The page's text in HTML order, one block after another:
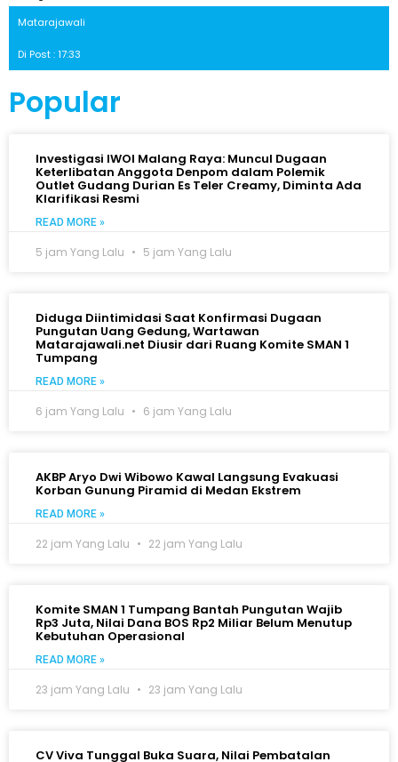
Matarajawali
Di Post : 17:33
Popular
Investigasi IWOI Malang Raya: Muncul Dugaan
Keterlibatan Anggota Denpom dalam Polemik
Outlet Gudang Durian Es Teler Creamy, Diminta Ada
Klarifikasi Resmi
READ MORE »
5 jam Yang Lalu 5 jam Yang Lalu
Diduga Diintimidasi Saat Konfirmasi Dugaan
Pungutan Uang Gedung, Wartawan
Matarajawali.net Diusir dari Ruang Komite SMAN 1
Tumpang
READ MORE »
6 jam Yang Lalu 6 jam Yang Lalu
AKBP Aryo Dwi Wibowo Kawal Langsung Evakuasi
Korban Gunung Piramid di Medan Ekstrem
READ MORE »
22 jam Yang Lalu 22 jam Yang Lalu
Komite SMAN 1 Tumpang Bantah Pungutan Wajib
Rp3 Juta, Nilai Dana BOS Rp2 Miliar Belum Menutup
Kebutuhan Operasional
READ MORE »
23 jam Yang Lalu 23 jam Yang Lalu
CV Viva Tunggal Buka Suara, Nilai Pembatalan